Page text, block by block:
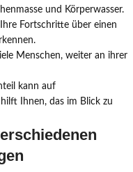
und Körperwasser.
Fortschritte über einen
Menschen, weiter an ihrer
kann auf
Ihnen, das im Blick zu